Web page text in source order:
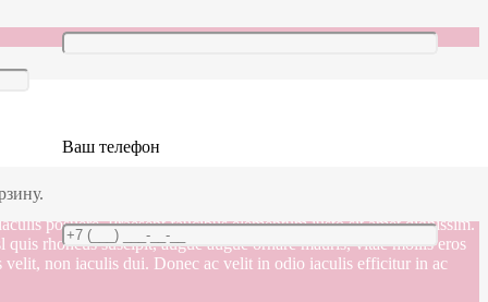
Ваш телефон
posuere. Praesent faucibus elementum justo sit amet dignissim.
rhoncus suscipit, augue augue ornare mauris, vitae mollis eros
non iaculis dui. Donec ac velit in odio iaculis efficitur in ac